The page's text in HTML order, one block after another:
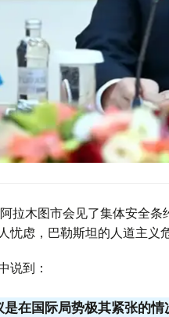
拉木图市会见了集体安全
忧虑，巴勒斯坦的人道主义
说到：
在国际局势极其紧张的